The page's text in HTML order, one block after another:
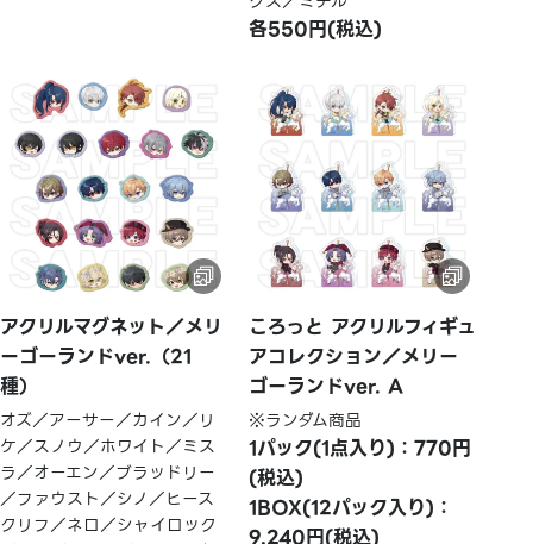
各550円(税込)
アクリルマグネット／メリ
ーゴーランドver.（21
種）
オズ／アーサー／カイン／リ
ケ／スノウ／ホワイト／ミス
ラ／オーエン／ブラッドリー
／ファウスト／シノ／ヒース
クリフ／ネロ／シャイロック
ころっと アクリルフィギュ
アコレクション／メリー
ゴーランドver. A
※ランダム商品
1パック(1点入り)：770円
(税込)
1BOX(12パック入り)：
9,240円(税込)